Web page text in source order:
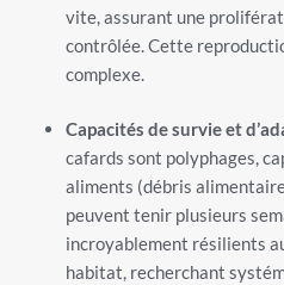
vite, assurant une
contrôlée. Cette
complexe.
Capacités de survie et
cafards sont polyphages,
aliments (débris
peuvent tenir plusieurs
incroyablement résilients
habitat, recherchant